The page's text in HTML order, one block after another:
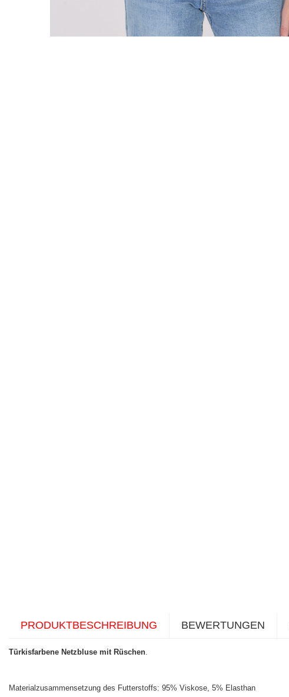
PRODUKTBESCHREIBUNG BEWERTUNGEN
Türkisfarbene Netzbluse mit Rüschen.
Materialzusammensetzung des Futterstoffs: 95% Viskose, 5% Elasthan